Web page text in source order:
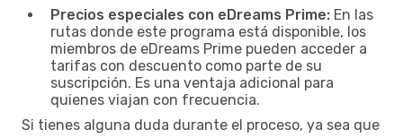
Precios especiales con eDreams Prime: En las
rutas donde este programa está disponible, los
miembros de eDreams Prime pueden acceder a
tarifas con descuento como parte de su
suscripción. Es una ventaja adicional para
quienes viajan con frecuencia.
Si tienes alguna duda durante el proceso, ya sea que